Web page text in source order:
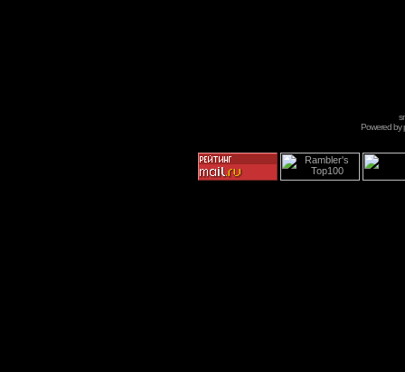
Powered by